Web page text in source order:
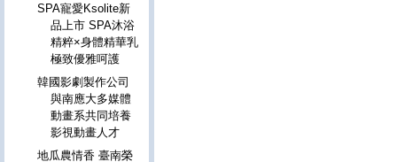
SPA寵愛Ksolite新
品上市 SPA沐浴
精粹×身體精華乳
極致優雅呵護
韓國影劇製作公司
與南應大多媒體
動畫系共同培養
影視動畫人才
地瓜農情香 臺南榮